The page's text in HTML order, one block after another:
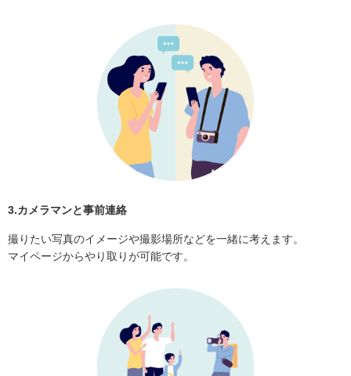
3.カメラマンと事前連絡
撮りたい写真のイメージや撮影場所などを一緒に考えます。
マイページからやり取りが可能です。